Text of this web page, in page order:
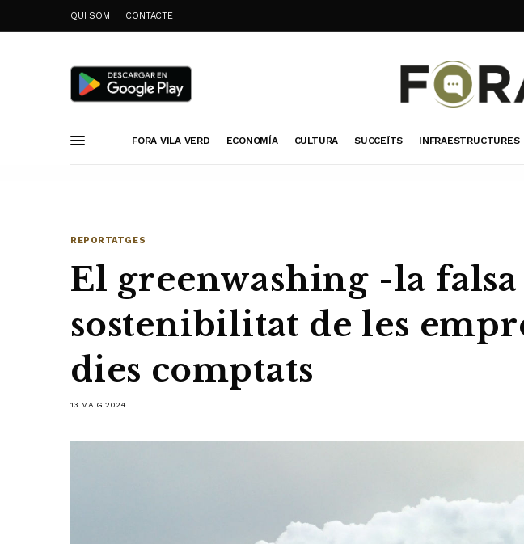
QUI SOM CONTACTE
FORA VILA VERD ECONOMÍA CULTURA SUCCEÏTS INFRAESTRUCTURES
REPORTATGES
El greenwashing -la falsa
sostenibilitat de les
dies comptats
13 MAIG 2024